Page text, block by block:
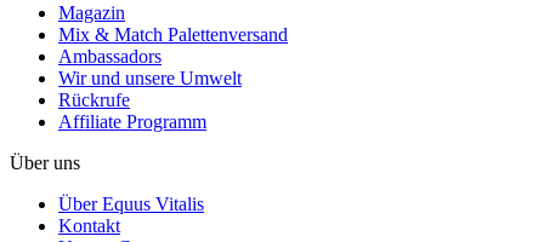
Magazin
Mix & Match Palettenversand
Ambassadors
Wir und unsere Umwelt
Rückrufe
Affiliate Programm
Über uns
Über Equus Vitalis
Kontakt